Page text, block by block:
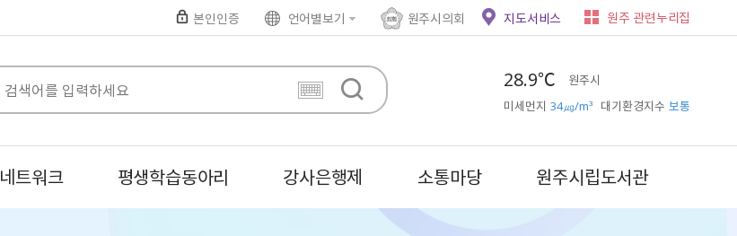
본인인증 언어별보기 원주시의회 지도서비스 원주 관련누리집
28.9℃
원주시
미세먼지 34㎍/m³ 대기환경지수 보통
트워크 평생학습동아리 강사은행제 소통마당 원주시립도서관